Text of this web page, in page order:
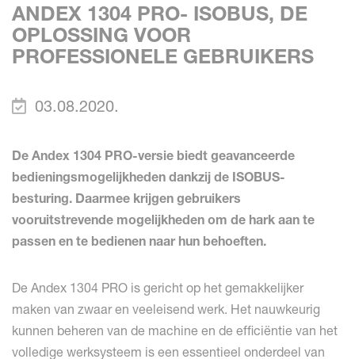
ANDEX 1304 PRO- ISOBUS, DE
OPLOSSING VOOR
PROFESSIONELE GEBRUIKERS
03.08.2020.
De Andex 1304 PRO-versie biedt geavanceerde
bedieningsmogelijkheden dankzij de ISOBUS-
besturing. Daarmee krijgen gebruikers
vooruitstrevende mogelijkheden om de hark aan te
passen en te bedienen naar hun behoeften.
De Andex 1304 PRO is gericht op het gemakkelijker
maken van zwaar en veeleisend werk. Het nauwkeurig
kunnen beheren van de machine en de efficiëntie van het
volledige werksysteem is een essentieel onderdeel van